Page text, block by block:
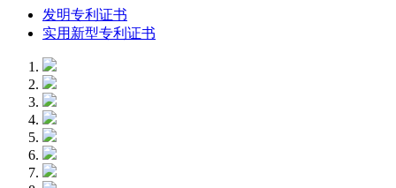
发明专利证书
实用新型专利证书